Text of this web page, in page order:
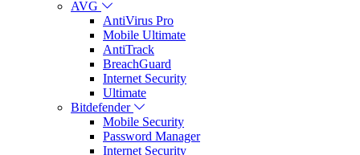
AVG
AntiVirus Pro
Mobile Ultimate
AntiTrack
BreachGuard
Internet Security
Ultimate
Bitdefender
Mobile Security
Password Manager
Internet Security